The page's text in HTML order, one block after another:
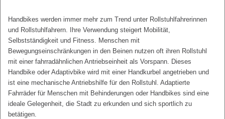
Handbikes werden immer mehr zum Trend unter Rollstuhlfahrerinnen
und Rollstuhlfahrern. Ihre Verwendung steigert Mobilität,
Selbstständigkeit und Fitness. Menschen mit
Bewegungseinschränkungen in den Beinen nutzen oft ihren Rollstuhl
mit einer fahrradähnlichen Antriebseinheit als Vorspann. Dieses
Handbike oder Adaptivbike wird mit einer Handkurbel angetrieben und
ist eine mechanische Antriebshilfe für den Rollstuhl. Adaptierte
Fahrräder für Menschen mit Behinderungen oder Handbikes sind eine
ideale Gelegenheit, die Stadt zu erkunden und sich sportlich zu
betätigen.